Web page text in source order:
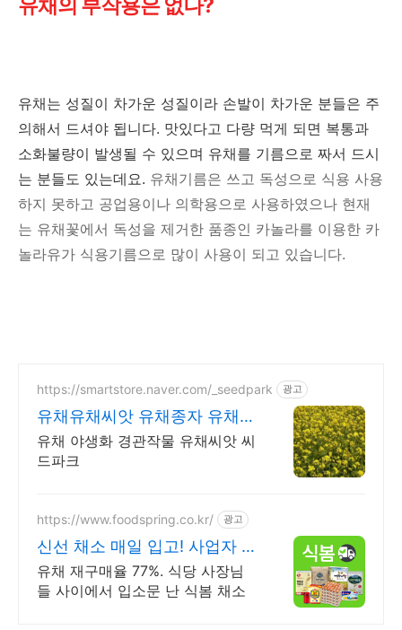
유채의 부작용은 없나?
유채는 성질이 차가운 성질이라 손발이 차가운 분들은 주
의해서 드셔야 됩니다. 맛있다고 다량 먹게 되면 복통과
소화불량이 발생될 수 있으며 유채를 기름으로 짜서 드시
는 분들도 있는데요. 유채기름은 쓰고 독성으로 식용 사용
하지 못하고 공업용이나 의학용으로 사용하였으나 현재
는 유채꽃에서 독성을 제거한 품종인 카놀라를 이용한 카
놀라유가 식용기름으로 많이 사용이 되고 있습니다.
https://smartstore.naver.com/_seedpark 광고
유채유채씨앗 유채종자 유채씨
앗1kg 18,000원
유채 야생화 경관작물 유채씨앗 씨
드파크
https://www.foodspring.co.kr/ 광고
신선 채소 매일 입고! 사업자 전
용 특가
유채 재구매율 77%. 식당 사장님
들 사이에서 입소문 난 식봄 채소